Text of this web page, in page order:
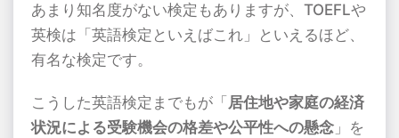
あまり知名度がない検定もありますが、 TOEFLや
英検は「英語検定といえばこれ」といえるほど、
有名な検定です。
こうした英語検定までもが「 居住地や家庭の経済
状況による受験機会の格差や公平性への懸念 」を